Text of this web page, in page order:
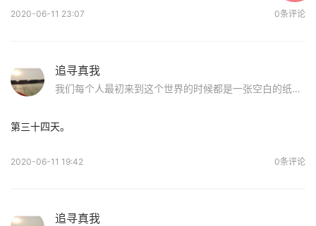
2020-06-11 23:07 0条评论
追寻真我
我们每个人最初来到这个世界的时候都是一张空白的纸，原来儿时玩泥巴的日子才是最美好的！无拘无束，洁白纯净。前辈们的话使我重获信心：如果你染上sy，请不要怕，好好面对他，戒除了，走出这片沼泽地，我们在纯净的蓝天下等你！
第三十四天。
2020-06-11 19:42 0条评论
追寻真我